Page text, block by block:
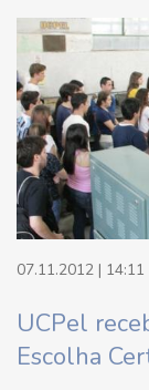
07.11.2012 | 14:11
UCPel
Escolha